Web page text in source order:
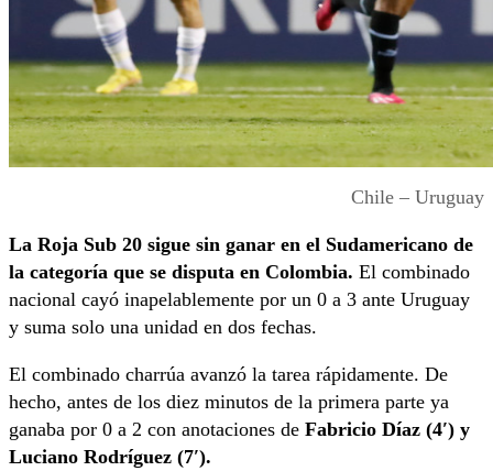
Chile – Uruguay
La Roja Sub 20 sigue sin ganar en el Sudamericano de
la categoría que se disputa en Colombia. El combinado
nacional cayó inapelablemente por un 0 a 3 ante Uruguay
y suma solo una unidad en dos fechas.
El combinado charrúa avanzó la tarea rápidamente. De
hecho, antes de los diez minutos de la primera parte ya
ganaba por 0 a 2 con anotaciones de Fabricio Díaz (4′) y
Luciano Rodríguez (7′).